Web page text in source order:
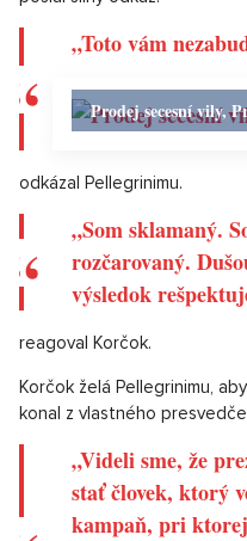
Hlas a parlamentu. Bude
stane novým predsedom NR
parlamentu, tam sa
Denisa Saková a Richard
hre všetci podpredsedovia,
Šutaj Eštok.
"Toto vám
porazený Korčok
Ivan Korčok priznal svoju
Petrovi Pellegrinimu
poslal silný odkaz.
„Toto vám
Prodej secesní vily,